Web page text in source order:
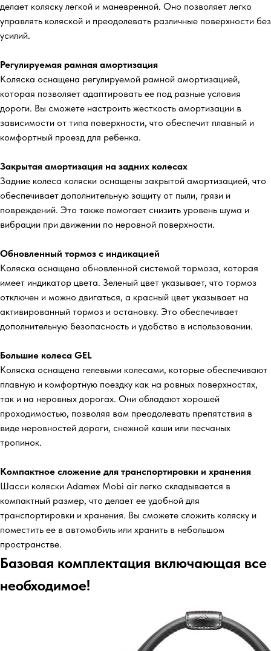
делает коляску легкой и маневренной. Оно позволяет легко
управлять коляской и преодолевать различные поверхности без
усилий.
Регулируемая рамная амортизация
Коляска оснащена регулируемой рамной амортизацией,
которая позволяет адаптировать ее под разные условия
дороги. Вы сможете настроить жесткость амортизации в
зависимости от типа поверхности, что обеспечит плавный и
комфортный проезд для ребенка.
Закрытая амортизация на задних колесах
Задние колеса коляски оснащены закрытой амортизацией, что
обеспечивает дополнительную защиту от пыли, грязи и
повреждений. Это также помогает снизить уровень шума и
вибрации при движении по неровной поверхности.
Обновленный тормоз с индикацией
Коляска оснащена обновленной системой тормоза, которая
имеет индикатор цвета. Зеленый цвет указывает, что тормоз
отключен и можно двигаться, а красный цвет указывает на
активированный тормоз и остановку. Это обеспечивает
дополнительную безопасность и удобство в использовании.
Большие колеса GEL
Коляска оснащена гелевыми колесами, которые обеспечивают
плавную и комфортную поездку как на ровных поверхностях,
так и на неровных дорогах. Они обладают хорошей
проходимостью, позволяя вам преодолевать препятствия в
виде неровностей дороги, снежной каши или песчаных
тропинок.
Компактное сложение для транспортировки и хранения
Шасси коляски Adamex Mobi air легко складывается в
компактный размер, что делает ее удобной для
транспортировки и хранения. Вы сможете сложить коляску и
поместить ее в автомобиль или хранить в небольшом
пространстве.
Базовая комплектация включающая все
необходимое!